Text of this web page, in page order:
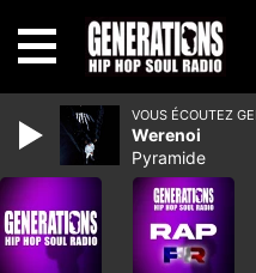
VOUS ÉCOUTEZ
Werenoi
Pyramide